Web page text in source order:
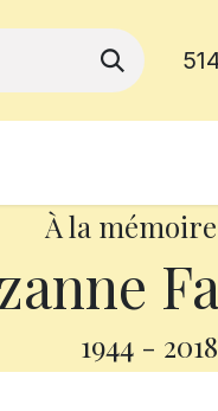
À la
1944 - 2018